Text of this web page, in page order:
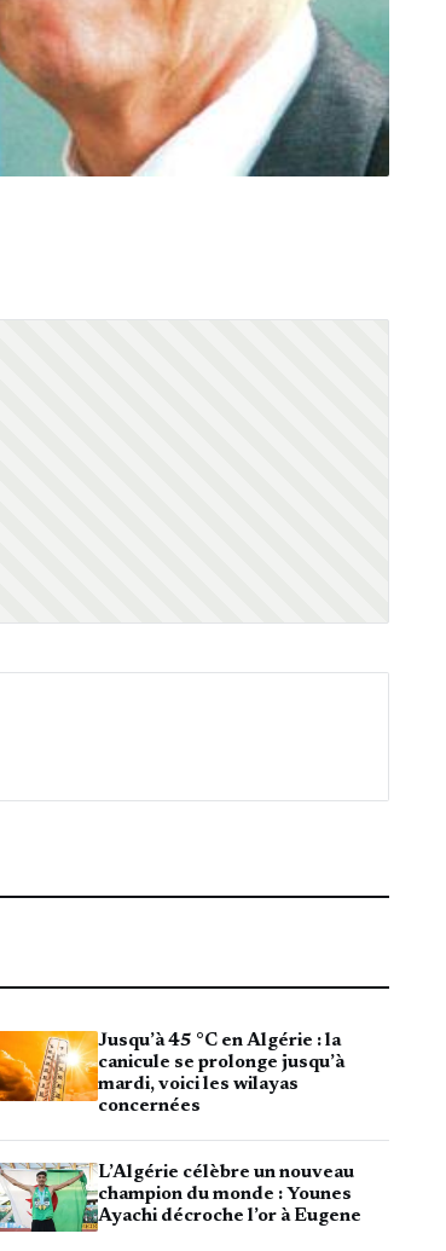
Jusqu’à 45 °C en Algérie : la
canicule se prolonge jusqu’à
mardi, voici les wilayas
concernées
L’Algérie célèbre un nouveau
champion du monde : Younes
Ayachi décroche l’or à Eugene